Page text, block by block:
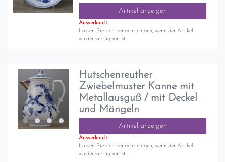
Artikel anzeigen
Ausverkauft
Lassen Sie sich benachrichigen, wenn der Artikel
wieder verfügbar ist.
Hutschenreuther
Zwiebelmuster Kanne mit
Metallausguß / mit Deckel
und Mängeln
Artikel anzeigen
Ausverkauft
Lassen Sie sich benachrichigen, wenn der Artikel
wieder verfügbar ist.